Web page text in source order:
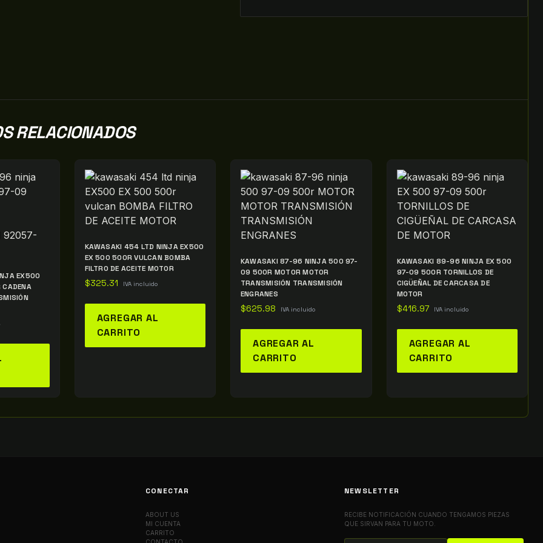
RELACIONADOS
EX500
KAWASAKI 454 LTD NINJA EX500
EX 500 500R VULCAN BOMBA
FILTRO DE ACEITE MOTOR
$325.31 IVA incluido
AGREGAR AL
CARRITO
KAWASAKI 87-96 NINJA 500 97-
09 500R MOTOR MOTOR
TRANSMISIÓN TRANSMISIÓN
ENGRANES
$625.98 IVA incluido
AGREGAR AL
CARRITO
KAWASAKI 89-96 NINJA EX 500
97-09 500R TORNILLOS DE
CIGÜEÑAL DE CARCASA DE
MOTOR
$416.97 IVA incluido
AGREGAR AL
CARRITO
CONECTAR
ABOUT US
MI CUENTA
CARRITO
NEWSLETTER
RECIBE NOTIFICACIÓN CUANDO TENGAMOS PIEZAS
QUE SIRVAN PARA TU MOTO.